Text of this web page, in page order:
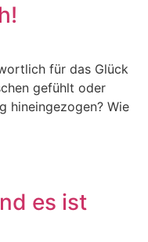
für das Glück
gefühlt oder
hineingezogen? Wie
es ist